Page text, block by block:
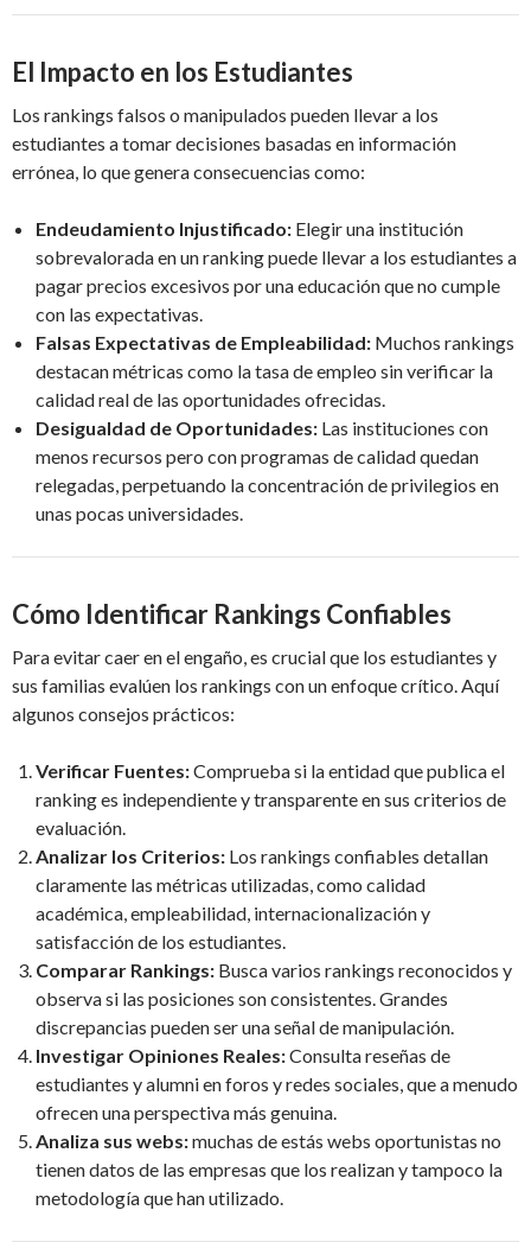
El Impacto en los Estudiantes
Los rankings falsos o manipulados pueden llevar a los
estudiantes a tomar decisiones basadas en información
errónea, lo que genera consecuencias como:
Endeudamiento Injustificado: Elegir una institución
sobrevalorada en un ranking puede llevar a los estudiantes a
pagar precios excesivos por una educación que no cumple
con las expectativas.
Falsas Expectativas de Empleabilidad: Muchos rankings
destacan métricas como la tasa de empleo sin verificar la
calidad real de las oportunidades ofrecidas.
Desigualdad de Oportunidades: Las instituciones con
menos recursos pero con programas de calidad quedan
relegadas, perpetuando la concentración de privilegios en
unas pocas universidades.
Cómo Identificar Rankings Confiables
Para evitar caer en el engaño, es crucial que los estudiantes y
sus familias evalúen los rankings con un enfoque crítico. Aquí
algunos consejos prácticos:
Verificar Fuentes:Comprueba si la entidad que publica el
ranking es independiente y transparente en sus criterios de
evaluación.
Analizar los Criterios: Los rankings confiables detallan
claramente las métricas utilizadas, como calidad
académica, empleabilidad, internacionalización y
satisfacción de los estudiantes.
Comparar Rankings: Busca varios rankings reconocidos y
observa si las posiciones son consistentes. Grandes
discrepancias pueden ser una señal de manipulación.
Investigar Opiniones Reales:Consulta reseñas de
estudiantes y alumni en foros y redes sociales, que a menudo
ofrecen una perspectiva más genuina.
Analiza sus webs:muchas de estás webs oportunistas no
tienen datos de las empresas que los realizan y tampoco la
metodología que han utilizado.